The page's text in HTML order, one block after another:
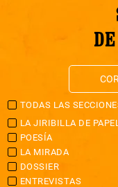
TODAS LAS
LA JIRIBILLA DE PAPEL
POESÍA
LA MIRADA
DOSSIER
ENTREVISTAS